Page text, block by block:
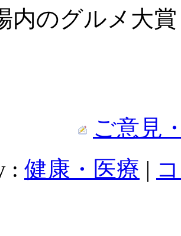
内のグルメ大
ご意見
: 健康・医療 |